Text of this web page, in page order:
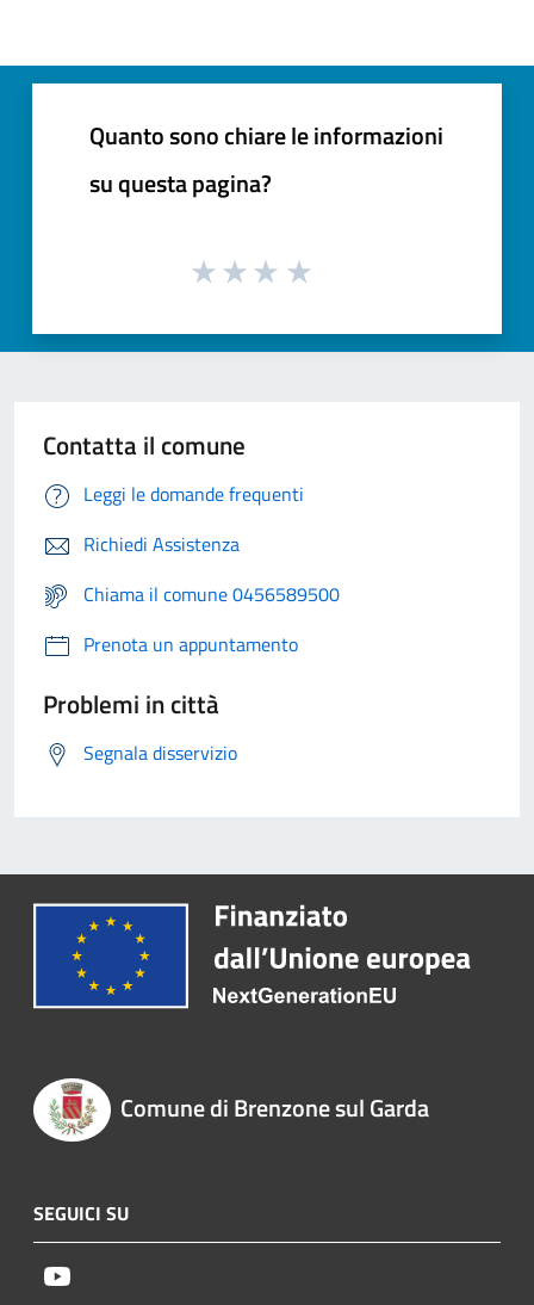
Quanto sono chiare le informazioni
su questa pagina?
Contatta il comune
Leggi le domande frequenti
Richiedi Assistenza
Chiama il comune 0456589500
Prenota un appuntamento
Problemi in città
Segnala disservizio
Comune di Brenzone sul Garda
SEGUICI SU